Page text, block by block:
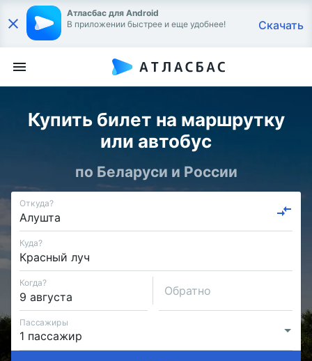
Атласбас для Android
В приложении быстрее и еще удобнее!
Скачать
Купить билет на маршрутку
или автобус
по Беларуси и России
Откуда?
Куда?
Когда?
Обратно
Пассажиры